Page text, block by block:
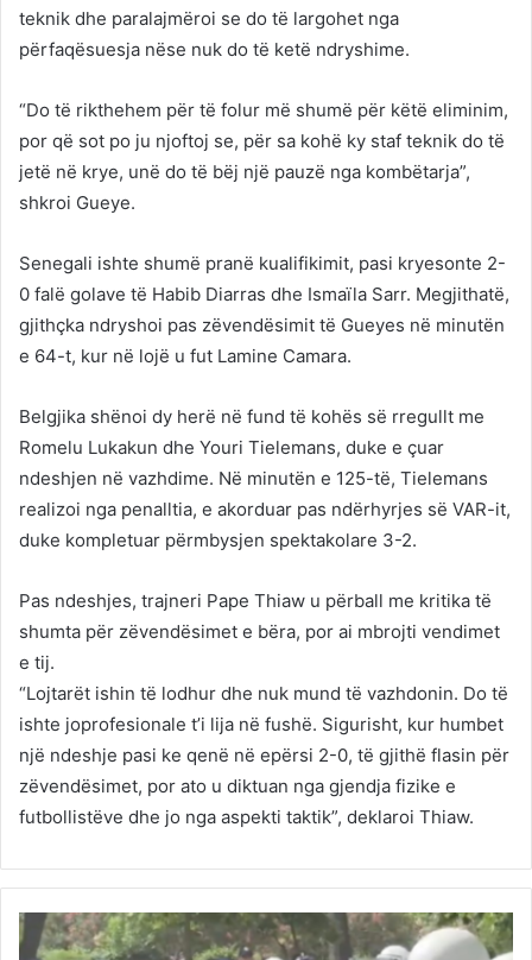
teknik dhe paralajmëroi se do të largohet nga
përfaqësuesja nëse nuk do të ketë ndryshime.
“Do të rikthehem për të folur më shumë për këtë eliminim,
por që sot po ju njoftoj se, për sa kohë ky staf teknik do të
jetë në krye, unë do të bëj një pauzë nga kombëtarja”,
shkroi Gueye.
Senegali ishte shumë pranë kualifikimit, pasi kryesonte 2-
0 falë golave të Habib Diarras dhe Ismaïla Sarr. Megjithatë,
gjithçka ndryshoi pas zëvendësimit të Gueyes në minutën
e 64-t, kur në lojë u fut Lamine Camara.
Belgjika shënoi dy herë në fund të kohës së rregullt me
Romelu Lukakun dhe Youri Tielemans, duke e çuar
ndeshjen në vazhdime. Në minutën e 125-të, Tielemans
realizoi nga penalltia, e akorduar pas ndërhyrjes së VAR-it,
duke kompletuar përmbysjen spektakolare 3-2.
Pas ndeshjes, trajneri Pape Thiaw u përball me kritika të
shumta për zëvendësimet e bëra, por ai mbrojti vendimet
e tij.
“Lojtarët ishin të lodhur dhe nuk mund të vazhdonin. Do të
ishte joprofesionale t’i lija në fushë. Sigurisht, kur humbet
një ndeshje pasi ke qenë në epërsi 2-0, të gjithë flasin për
zëvendësimet, por ato u diktuan nga gjendja fizike e
futbollistëve dhe jo nga aspekti taktik”, deklaroi Thiaw.